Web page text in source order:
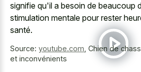
signifie qu'il a besoin de beaucoup
stimulation mentale pour rester
santé.
Source: youtube.com Chien de
et inconvénients